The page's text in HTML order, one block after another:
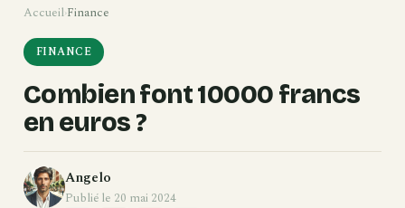
Accueil›Finance
FINANCE
Combien font 10000 francs
en euros ?
Angelo
Publié le 20 mai 2024